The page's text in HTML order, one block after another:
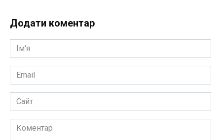
Додати коментар
Ім'я
*
Email
*
Сайт
Коментар